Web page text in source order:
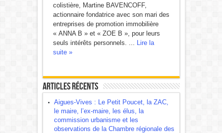
colistière, Martine BAVENCOFF,
actionnaire fondatrice avec son mari des
entreprises de promotion immobilière
« ANNA B » et « ZOE B », pour leurs
seuls intérêts personnels. ... Lire la
suite »
Articles récents
Aigues-Vives : Le Petit Poucet, la ZAC,
le maire, l’ex-maire, les élus, la
commission urbanisme et les
observations de la Chambre régionale des